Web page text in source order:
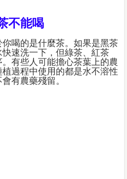
不能喝
喝的是什麼茶。如果是黑茶
速洗一下，但綠茶、紅茶
有些人可能擔心茶葉上的農
過程中使用的都是水不溶性
有農藥殘留。